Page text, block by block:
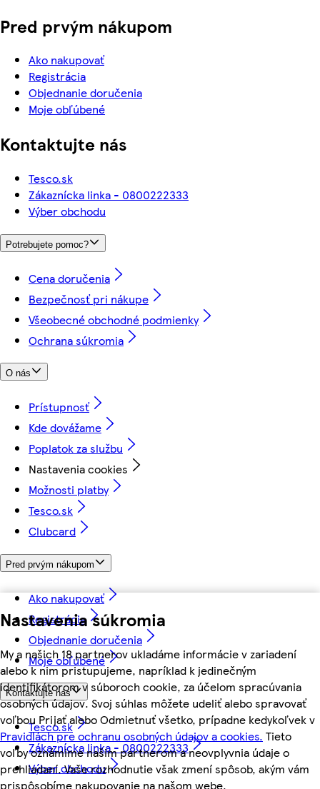
Nastavenia súkromia
My a našich 18 partnerov ukladáme informácie v zariadení
alebo k nim pristupujeme, napríklad k jedinečným
identifikátorom v súboroch cookie, za účelom spracúvania
osobných údajov. Svoj súhlas môžete udeliť alebo spravovať
voľbou Prijať alebo Odmietnuť všetko, prípadne kedykoľvek v
Pravidlách pre ochranu osobných údajov a cookies. Tieto
voľby oznámime našim partnerom a neovplyvnia údaje o
prehliadaní. Vaše rozhodnutie však zmení spôsob, akým vám
prispôsobíme nakupovanie na našom webe.
Pred prvým nákupom
Ako nakupovať
Registrácia
Objednanie doručenia
Moje obľúbené
Kontaktujte nás
Tesco.sk
Zákaznícka linka - 0800222333
Výber obchodu
Potrebujete pomoc?
Cena doručenia
Bezpečnosť pri nákupe
Všeobecné obchodné podmienky
Ochrana súkromia
O nás
Prístupnosť
Kde dovážame
Poplatok za službu
Nastavenia cookies
Možnosti platby
Tesco.sk
Clubcard
Pred prvým nákupom
Ako nakupovať
Registrácia
Objednanie doručenia
Moje obľúbené
Kontaktujte nás
Tesco.sk
Zákaznícka linka - 0800222333
Výber obchodu